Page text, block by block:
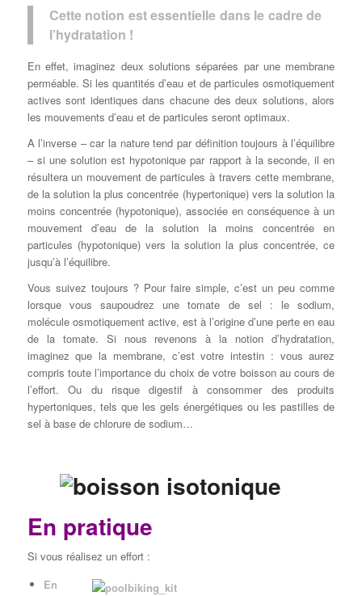
Cette notion est essentielle dans le cadre de
l’hydratation !
En effet, imaginez deux solutions séparées par une membrane
perméable. Si les quantités d’eau et de particules osmotiquement
actives sont identiques dans chacune des deux solutions, alors
les mouvements d’eau et de particules seront optimaux.
A l’inverse – car la nature tend par définition toujours à l’équilibre
– si une solution est hypotonique par rapport à la seconde, il en
résultera un mouvement de particules à travers cette membrane,
de la solution la plus concentrée (hypertonique) vers la solution la
moins concentrée (hypotonique), associée en conséquence à un
mouvement d’eau de la solution la moins concentrée en
particules (hypotonique) vers la solution la plus concentrée, ce
jusqu’à l’équilibre.
Vous suivez toujours ? Pour faire simple, c’est un peu comme
lorsque vous saupoudrez une tomate de sel : le sodium,
molécule osmotiquement active, est à l’origine d’une perte en eau
de la tomate. Si nous revenons à la notion d’hydratation,
imaginez que la membrane, c’est votre intestin : vous aurez
compris toute l’importance du choix de votre boisson au cours de
l’effort. Ou du risque digestif à consommer des produits
hypertoniques, tels que les gels énergétiques ou les pastilles de
sel à base de chlorure de sodium…
En pratique
Si vous réalisez un effort :
En